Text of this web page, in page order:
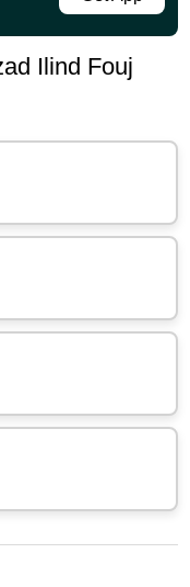
Ilind Fouj